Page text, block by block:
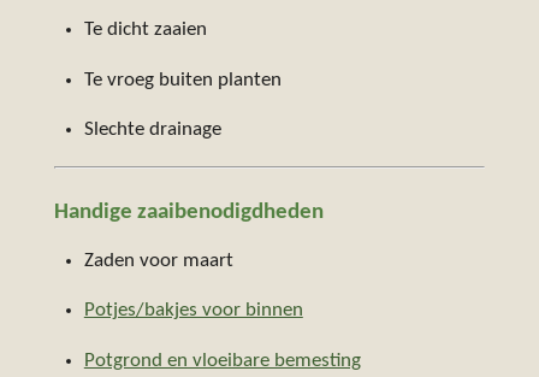
Te dicht zaaien
Te vroeg buiten planten
Slechte drainage
Handige zaaibenodigdheden
Zaden voor maart
Potjes/bakjes voor binnen
Potgrond en vloeibare bemesting